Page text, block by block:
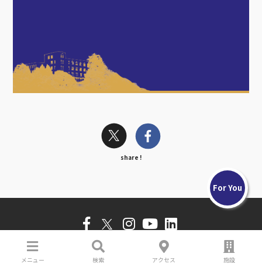
メニュー 検索 アクセス 施設
For You
share !
国立大学法人 大阪大学 The University of